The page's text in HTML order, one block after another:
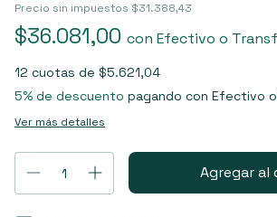
Precio sin impuestos $31.388,43
$36.081,00 con Efectivo o
12 cuotas de $5.621,04
5% de descuento pagando con Efectivo
Ver más detalles